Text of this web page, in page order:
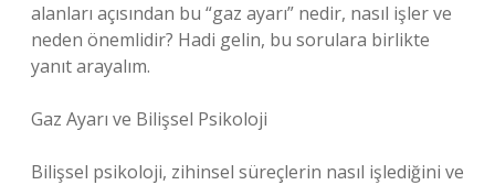
alanları açısından bu “gaz ayarı” nedir, nasıl işler ve
neden önemlidir? Hadi gelin, bu sorulara birlikte
yanıt arayalım.
Gaz Ayarı ve Bilişsel Psikoloji
Bilişsel psikoloji, zihinsel süreçlerin nasıl işlediğini ve